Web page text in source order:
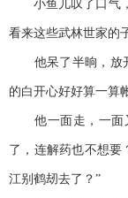
小鱼儿叹了口气，
看来这些武林世家的
他呆了半晌，放开
的白开心好好算一算
他一面走，一面又
了，连解药也不想
江别鹤刼去了？”